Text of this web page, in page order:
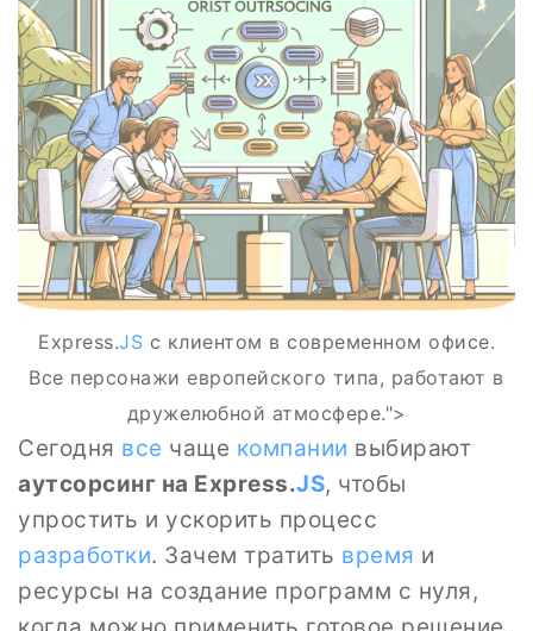
Express.JS с клиентом в современном офисе.
Все персонажи европейского типа, работают в
дружелюбной атмосфере.">
Сегодня все чаще компании выбирают
аутсорсинг на Express.JS, чтобы
упростить и ускорить процесс
разработки. Зачем тратить время и
ресурсы на создание программ с нуля,